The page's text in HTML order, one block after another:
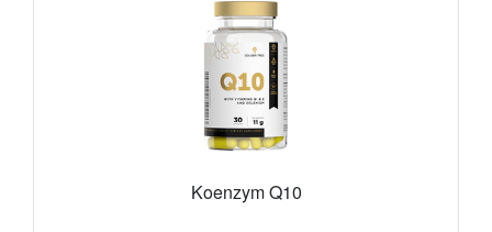
Koenzym Q10